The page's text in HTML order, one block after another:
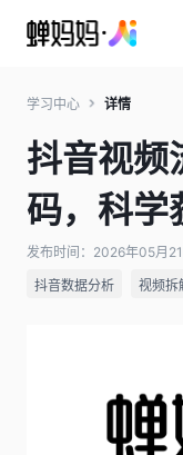
学习中心 详情
抖音视频
码，科学
发布时间：2026年05月21
抖音数据分析
视频拆